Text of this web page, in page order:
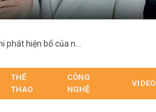
THỂ
THAO
CÔNG
NGHỆ
VIDEO